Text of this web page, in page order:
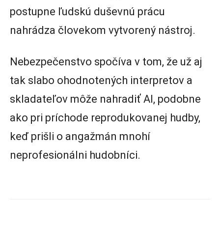
postupne ľudskú duševnú prácu
nahrádza človekom vytvorený nástroj.
Nebezpečenstvo spočíva v tom, že už aj
tak slabo ohodnotených interpretov a
skladateľov môže nahradiť AI, podobne
ako pri príchode reprodukovanej hudby,
keď prišli o angažmán mnohí
neprofesionálni hudobníci.